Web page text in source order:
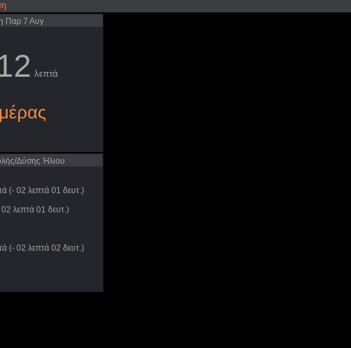
Παρ 7 Αυγ
λεπτά
Δύσης Ήλιου
(- 02 λεπτά 01 δευτ.)
λεπτά 01 δευτ.)
(- 02 λεπτά 02 δευτ.)